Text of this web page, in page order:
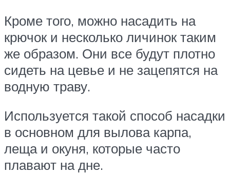
Кроме того, можно насадить на
крючок и несколько личинок таким
же образом. Они все будут плотно
сидеть на цевье и не зацепятся на
водную траву.
Используется такой способ насадки
в основном для вылова карпа,
леща и окуня, которые часто
плавают на дне.